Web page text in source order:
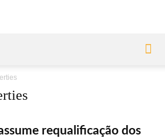
requalificação dos